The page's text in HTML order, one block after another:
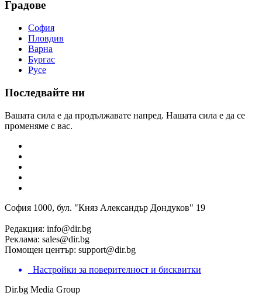
Градове
София
Пловдив
Варна
Бургас
Русе
Последвайте ни
Вашата сила е да продължавате напред. Нашата сила е да се
променяме с вас.
София 1000, бул. "Княз Александър Дондуков" 19
Редакция: info@dir.bg
Реклама: sales@dir.bg
Помощен център: support@dir.bg
Настройки за поверителност и бисквитки
Dir.bg Media Group